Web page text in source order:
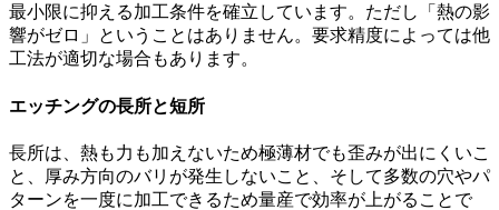
最小限に抑える加工条件を確立しています。ただし「熱の影
響がゼロ」ということはありません。要求精度によっては他
工法が適切な場合もあります。
エッチングの長所と短所
長所は、熱も力も加えないため極薄材でも歪みが出にくいこ
と、厚み方向のバリが発生しないこと、そして多数の穴やパ
ターンを一度に加工できるため量産で効率が上がることで